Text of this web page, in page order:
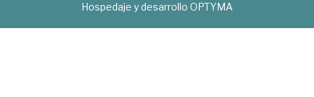
Hospedaje y desarrollo OPTYMA